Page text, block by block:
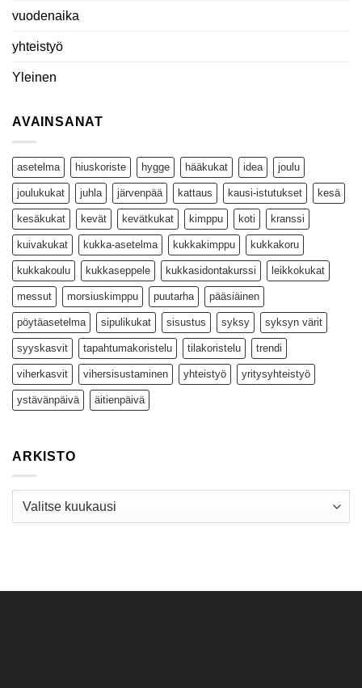
vuodenaika
yhteistyö
Yleinen
AVAINSANAT
asetelma hiuskoriste hygge hääkukat idea joulu
joulukukat juhla järvenpää kattaus kausi-istutukset kesä
kesäkukat kevät kevätkukat kimppu koti kranssi
kuivakukat kukka-asetelma kukkakimppu kukkakoru
kukkakoulu kukkaseppele kukkasidontakurssi leikkokukat
messut morsiuskimppu puutarha pääsiäinen
pöytäasetelma sipulikukat sisustus syksy syksyn värit
syyskasvit tapahtumakoristelu tilakoristelu trendi
viherkasvit vihersisustaminen yhteistyö yritysyhteistyö
ystävänpäivä äitienpäivä
ARKISTO
Arkisto